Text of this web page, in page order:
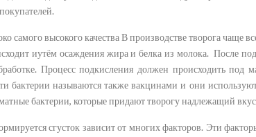
самого высокого качества В производстве творога чаще
иутём осаждения жира и белка из молока. После
Процесс подкисления должен происходить под
бактерии называются также вакцинами и они
бактерии, которые придают творогу надлежащий
сгусток зависит от многих факторов. Эти